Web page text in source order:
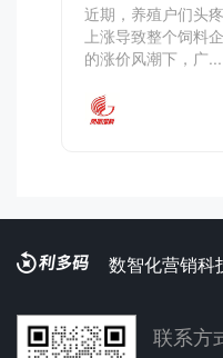
近期，养殖户们头
上涨导致整个饲料
的涨价风潮下，广...
数智化营销科
联系方